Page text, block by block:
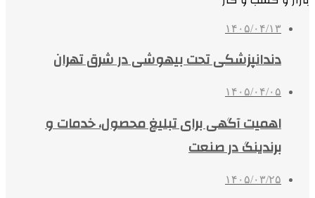
۱۴۰۵/۰۴/۱۳
دندانپزشکی تحت بیهوشی در شرق تهران
۱۴۰۵/۰۴/۰۵
اهمیت آگهی برای تبلیغ محصول، خدمات و
برندینگ در صنعت
۱۴۰۵/۰۳/۲۵